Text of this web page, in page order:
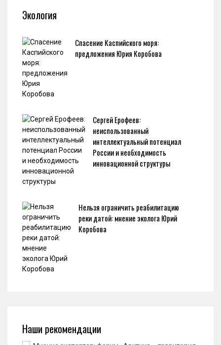
Экология
Спасение Каспийского моря:
предложения Юрия Коробова
Сергей Ерофеев:
неиспользованный
интеллектуальный потенциал
России и необходимость
инновационной структуры
Нельзя ограничить реабилитацию
реки датой: мнение эколога Юрий
Коробова
Наши рекомендации